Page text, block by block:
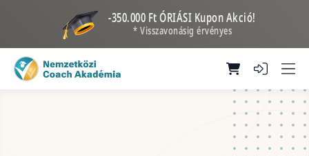
-350.000 Ft ÓRIÁSI Kupon Akció!
* Visszavonásig érvényes